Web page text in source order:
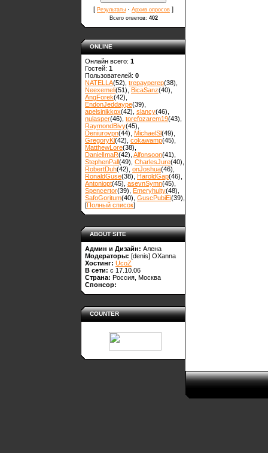
[ Результаты · Архив опросов ]
Всего ответов: 402
ONLINE
Онлайн всего: 1
Гостей: 1
Пользователей: 0
NATELLA(52) trepayperep(38)
Neexemeli(51) BicaSanz(40)
AngForek(42)
EndonJeddaype(39)
apelsinikkgx(42) slancy(46)
nulasper(46) torefozarem19(43)
RaymondBivy(45)
Deniurovpn(44) MichaelSl(49)
GregoryKl(42) cokawamp(45)
MatthewLore(38)
DanielImaR(42) Alfonsoon(41)
StephenPall(49) CharlesJure(40)
RobertDuh(42) onJoshua(46)
RonaldGuse(38) HaroldGap(46)
Antoniopt(45) asevnSymn(45)
Spencertor(39) Emeryhulty(48)
SafoGoritum(40) GuscPubiEi(39)
[Полный список]
ABOUT SITE
Админ и Дизайн: Алена
Модераторы: [denis] OXanna
Хостинг: UcoZ
В сети: с 17.10.06
Страна: Россия, Москва
Спонсор:
COUNTER